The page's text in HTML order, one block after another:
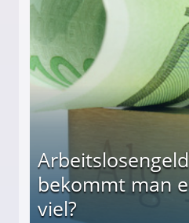
bekommt man
viel?